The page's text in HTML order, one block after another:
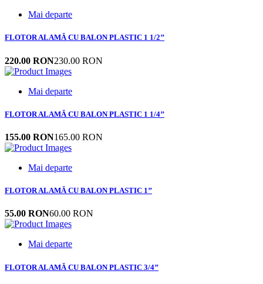
Mai departe
FLOTOR ALAMĂ CU BALON PLASTIC 1 1/2’’
220.00 RON230.00 RON
Mai departe
FLOTOR ALAMĂ CU BALON PLASTIC 1 1/4’’
155.00 RON165.00 RON
Mai departe
FLOTOR ALAMĂ CU BALON PLASTIC 1’’
55.00 RON60.00 RON
Mai departe
FLOTOR ALAMĂ CU BALON PLASTIC 3/4’’